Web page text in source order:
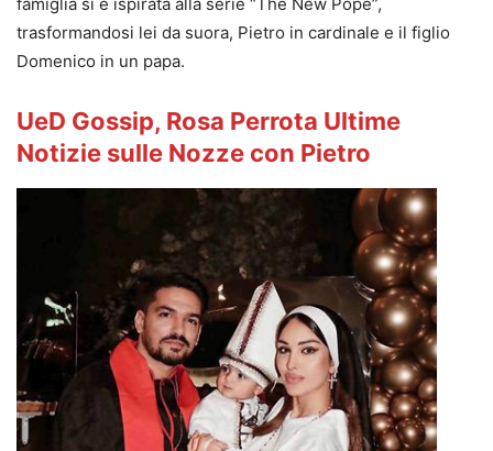
trasformandosi lei da suora, Pietro in cardinale e il figlio
Domenico in un papa.
UeD Gossip, Rosa Perrota Ultime
Notizie sulle Nozze con Pietro